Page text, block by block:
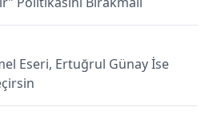
Eseri, Ertuğrul Günay İse